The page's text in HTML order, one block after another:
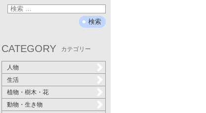
CATEGORY カテゴリー
人物
生活
植物・樹木・花
動物・生き物